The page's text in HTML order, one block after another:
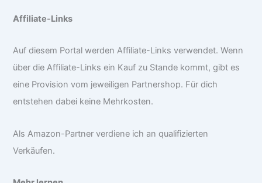
Affiliate-Links
Auf diesem Portal werden Affiliate-Links verwendet. Wenn
über die Affiliate-Links ein Kauf zu Stande kommt, gibt es
eine Provision vom jeweiligen Partnershop. Für dich
entstehen dabei keine Mehrkosten.
Als Amazon-Partner verdiene ich an qualifizierten
Verkäufen.